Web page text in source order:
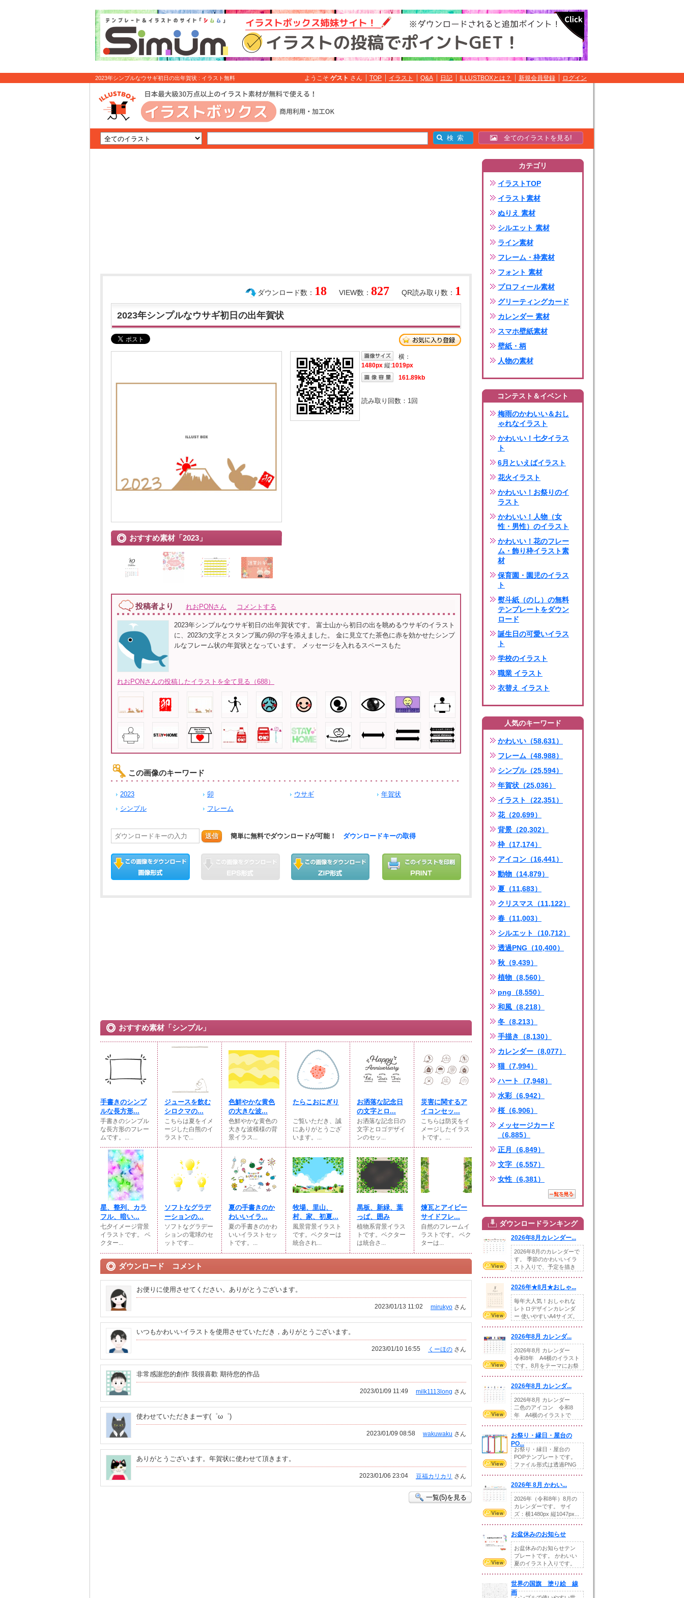
2023年シンプルなウサギ初日の出年賀状 : イラスト無料 ようこそ ゲスト さん TOP イラスト Q&A 日記 ILLUSTBOXとは？ 新規会員登録 ログイン
全てのイラストを見る!
QR読み取り数： 1
VIEW数： 827
ダウンロード数： 18
2023年シンプルなウサギ初日の出年賀状
おすすめ素材「2023」
横：
1480px 縦:1019px
161.89kb
読み取り回数： 1回
投稿者より れおPONさん コメントする
2023年シンプルなウサギ初日の出年賀状です。 富士山から初日の出を眺めるウサギのイラスト
に、2023の文字とスタンプ風の卯の字を添えました。 金に見立てた茶色に赤を効かせたシンプ
ルなフレーム状の年賀状となっています。 メッセージを入れるスペースもた
れおPONさんの投稿したイラストを全て見る（688）
この画像のキーワード
2023 卯 ウサギ
年賀状
シンプル
フレーム
送信 簡単に無料でダウンロードが可能！ ダウンロードキーの取得
おすすめ素材「シンプル」
手書きのシンプ
ルな長方形...
手書きのシンプル
な長方形のフレー
ムです。...
ジュースを飲む
シロクマの...
こちらは夏をイメ
ージした白熊のイ
ラストで...
色鮮やかな黄色
の大きな波...
色鮮やかな黄色の
大きな波模様の背
景イラス...
たらこおにぎり
ご覧いただき、誠
にありがとうござ
います。...
お洒落な記念日
の文字とロ...
お洒落な記念日の
文字とロゴデザイ
ンのセッ...
災害に関するア
イコンセッ...
こちらは防災をイ
メージしたイラス
トです。...
星、整列、カラ
フル、暗い...
七夕イメージ背景
イラストです。 ベ
クター...
ソフトなグラデ
ーションの...
ソフトなグラデー
ションの電球のセ
ットです...
夏の手書きのか
わいいイラ...
夏の手書きのかわ
いいイラストセッ
トです。...
牧場、里山、
村、家、初夏...
風景背景イラスト
です。ベクターは
統合され...
黒板、新緑、葉
っぱ、囲み
植物系背景イラス
トです。ベクター
は統合さ...
煉瓦とアイビー
サイドフレ...
自然のフレームイ
ラストです。 ベク
ターは...
ダウンロード コメント
お便りに使用させてください。ありがとうございます。
mirukyo さん
2023/01/13 11:02
いつもかわいいイラストを使用させていただき，ありがとうございます。
くーほの さん
2023/01/10 16:55
非常感謝您的創作 我很喜歡 期待您的作品
milk1113long さん
2023/01/09 11:49
使わせていただきまーす(゜ω゜)
wakuwaku さん
2023/01/09 08:58
ありがとうございます。年賀状に使わせて頂きます。
豆福カリカリ さん
2023/01/06 23:04
一覧(5)を見る
カテゴリ
イラストTOP
イラスト素材
ぬりえ 素材
シルエット 素材
ライン素材
フレーム・枠素材
フォント 素材
プロフィール素材
グリーティングカード
カレンダー 素材
スマホ壁紙素材
壁紙・柄
人物の素材
コンテスト＆イベント
梅雨のかわいい＆おし
ゃれなイラスト
かわいい！七夕イラス
ト
6月といえばイラスト
花火イラスト
かわいい！お祭りのイ
ラスト
かわいい！人物（女
性・男性）のイラスト
かわいい！花のフレー
ム・飾り枠イラスト素
材
保育園・園児のイラス
ト
熨斗紙（のし）の無料
テンプレートをダウン
ロード
誕生日の可愛いイラス
ト
学校のイラスト
職業 イラスト
衣替え イラスト
人気のキーワード
かわいい（58,631）
フレーム（48,988）
シンプル（25,594）
年賀状（25,036）
イラスト（22,351）
花（20,699）
背景（20,302）
枠（17,174）
アイコン（16,441）
動物（14,879）
夏（11,683）
クリスマス（11,122）
春（11,003）
シルエット（10,712）
透過PNG（10,400）
秋（9,439）
植物（8,560）
png（8,550）
和風（8,218）
冬（8,213）
手描き（8,130）
カレンダー（8,077）
猫（7,994）
ハート（7,948）
水彩（6,942）
桜（6,906）
メッセージカード
（6,885）
正月（6,849）
文字（6,557）
女性（6,381）
ダウンロードランキング
2026年8月カレンダー...
2026年8月のカレンダーで
す。 季節のかわいいイラ
スト入りで、予定を描き
2026年★8月★おしゃ...
毎年大人気！おしゃれな
レトロデザインカレンダ
ー 使いやすいA4サイズ。
2026年8月 カレンダ...
2026年8月 カレンダー
令和8年 A4横のイラスト
です。8月をテーマにお祭
2026年8月 カレンダ...
2026年8月 カレンダー
二色のアイコン 令和8
年 A4横のイラストで
お祭り・縁日・屋台の
PO...
お祭り・縁日・屋台の
POPテンプレートです。
ファイル形式は透過PNG
2026年 8月 かわい...
2026年（令和8年）8月の
カレンダーです。 サイ
ズ：横1480px 縦1047px...
お盆休みのお知らせ
お盆休みのお知らせテン
プレートです。 かわいい
夏のイラスト入りです。
世界の国旗 塗り絵 線
画